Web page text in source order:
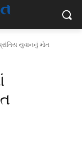
યુવાનનું મોત